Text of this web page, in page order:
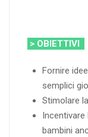
> OBIETTIVI
Fornire
semplici
Stimolare
bambini